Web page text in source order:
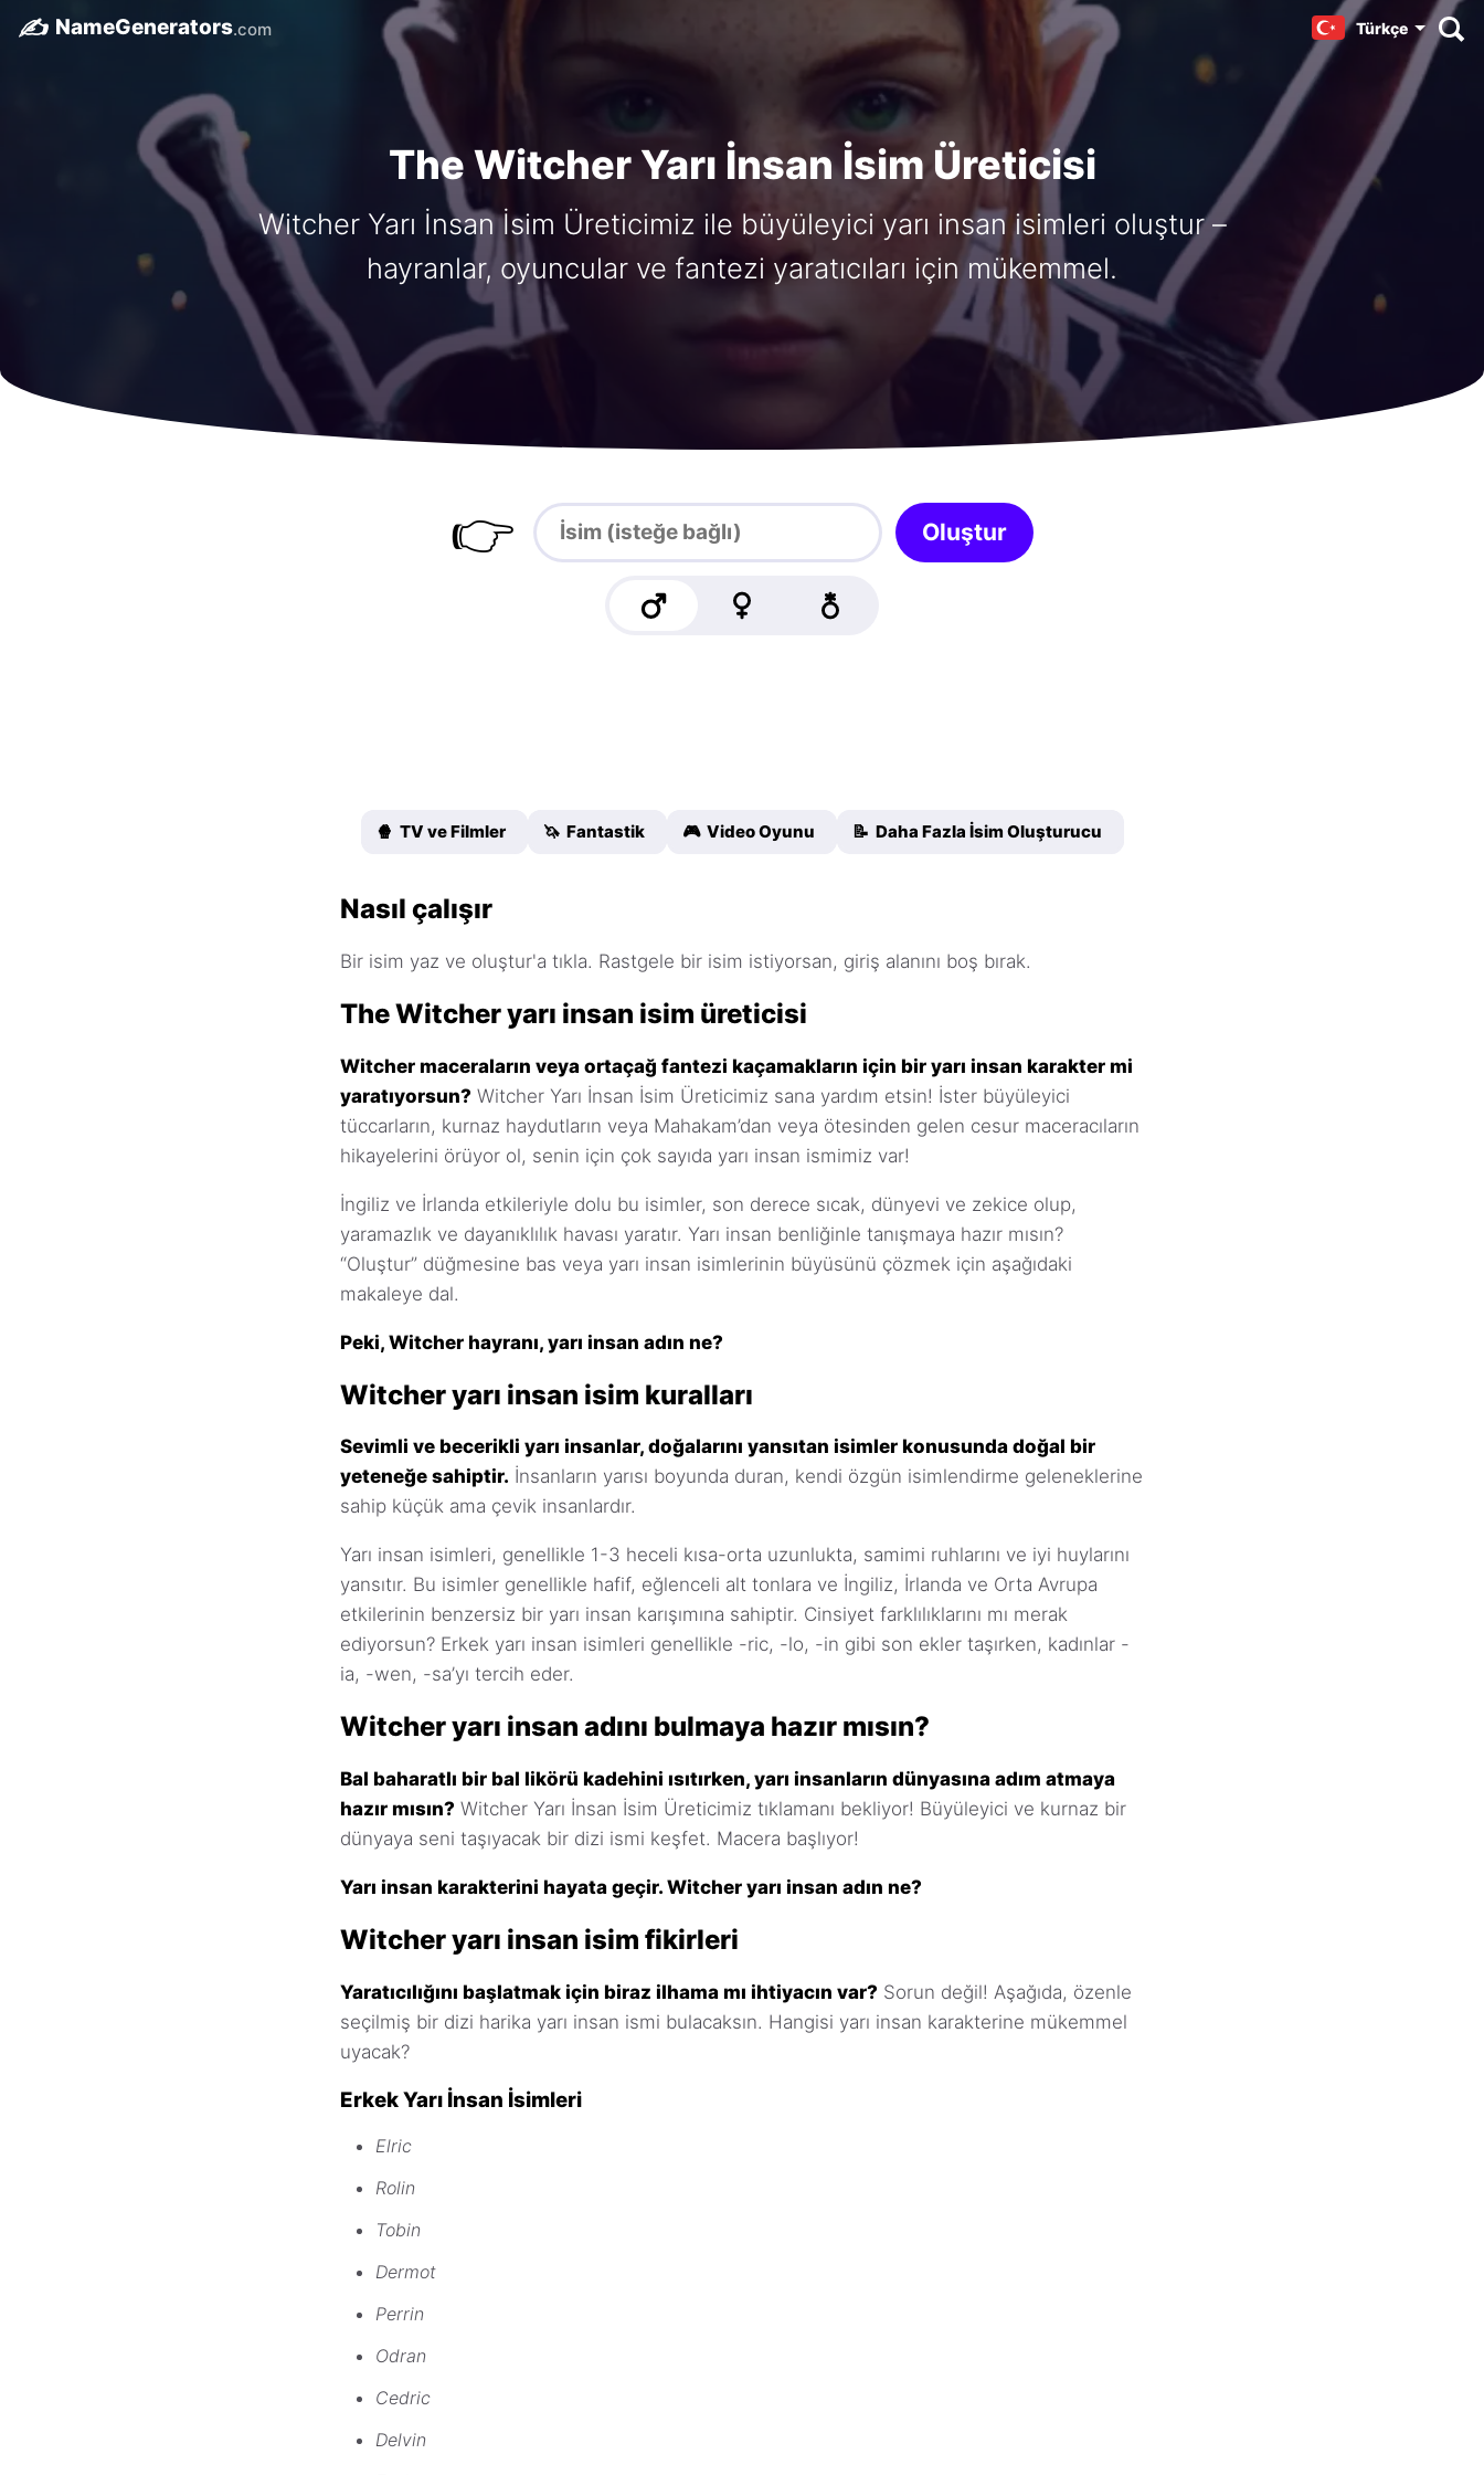
✍️ NameGenerators.com Türkçe
The Witcher Yarı İnsan İsim Üreticisi
Witcher Yarı İnsan İsim Üreticimiz ile büyüleyici yarı insan isimleri oluştur –
hayranlar, oyuncular ve fantezi yaratıcıları için mükemmel.
👉 Oluştur
🍿 TV ve Filmler 🦄 Fantastik 🎮 Video Oyunu 📝 Daha Fazla İsim Oluşturucu
Nasıl çalışır
Bir isim yaz ve oluştur'a tıkla. Rastgele bir isim istiyorsan, giriş alanını boş bırak.
The Witcher yarı insan isim üreticisi
Witcher maceraların veya ortaçağ fantezi kaçamakların için bir yarı insan karakter mi
yaratıyorsun? Witcher Yarı İnsan İsim Üreticimiz sana yardım etsin! İster büyüleyici
tüccarların, kurnaz haydutların veya Mahakam’dan veya ötesinden gelen cesur maceracıların
hikayelerini örüyor ol, senin için çok sayıda yarı insan ismimiz var!
İngiliz ve İrlanda etkileriyle dolu bu isimler, son derece sıcak, dünyevi ve zekice olup,
yaramazlık ve dayanıklılık havası yaratır. Yarı insan benliğinle tanışmaya hazır mısın?
“Oluştur” düğmesine bas veya yarı insan isimlerinin büyüsünü çözmek için aşağıdaki
makaleye dal.
Peki, Witcher hayranı, yarı insan adın ne?
Witcher yarı insan isim kuralları
Sevimli ve becerikli yarı insanlar, doğalarını yansıtan isimler konusunda doğal bir
yeteneğe sahiptir. İnsanların yarısı boyunda duran, kendi özgün isimlendirme geleneklerine
sahip küçük ama çevik insanlardır.
Yarı insan isimleri, genellikle 1-3 heceli kısa-orta uzunlukta, samimi ruhlarını ve iyi huylarını
yansıtır. Bu isimler genellikle hafif, eğlenceli alt tonlara ve İngiliz, İrlanda ve Orta Avrupa
etkilerinin benzersiz bir yarı insan karışımına sahiptir. Cinsiyet farklılıklarını mı merak
ediyorsun? Erkek yarı insan isimleri genellikle -ric, -lo, -in gibi son ekler taşırken, kadınlar -
ia, -wen, -sa’yı tercih eder.
Witcher yarı insan adını bulmaya hazır mısın?
Bal baharatlı bir bal likörü kadehini ısıtırken, yarı insanların dünyasına adım atmaya
hazır mısın? Witcher Yarı İnsan İsim Üreticimiz tıklamanı bekliyor! Büyüleyici ve kurnaz bir
dünyaya seni taşıyacak bir dizi ismi keşfet. Macera başlıyor!
Yarı insan karakterini hayata geçir. Witcher yarı insan adın ne?
Witcher yarı insan isim fikirleri
Yaratıcılığını başlatmak için biraz ilhama mı ihtiyacın var? Sorun değil! Aşağıda, özenle
seçilmiş bir dizi harika yarı insan ismi bulacaksın. Hangisi yarı insan karakterine mükemmel
uyacak?
Erkek Yarı İnsan İsimleri
Elric
Rolin
Tobin
Dermot
Perrin
Odran
Cedric
Delvin